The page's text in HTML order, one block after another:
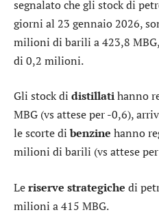
segnalato che gli stock di
giorni al 23 gennaio 2026,
milioni di barili a 423,8
di 0,2 milioni.
Gli stock di distillatihanno
MBG (vs attese per -0,6),
le scorte dibenzine hanno
milioni di barili (vs attese
Leriserve strategiche di
milioni a 415 MBG.